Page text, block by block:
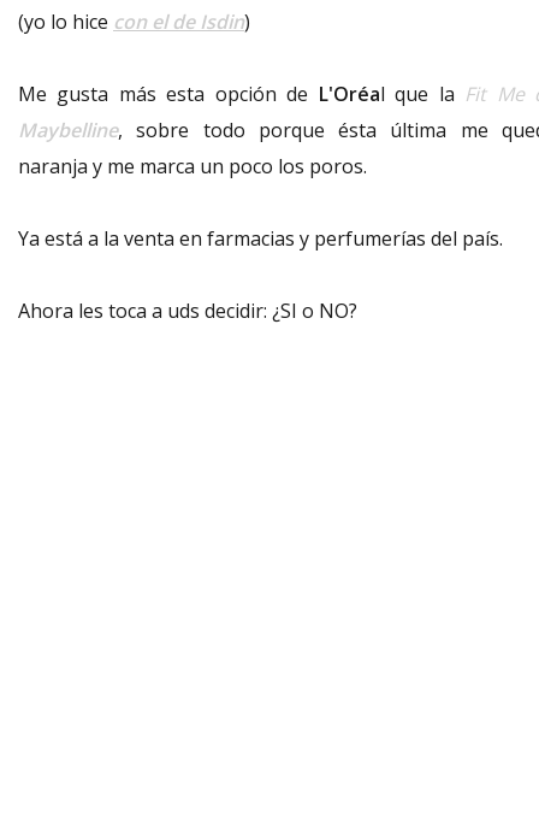
(yo lo hice con el de Isdin)
Me gusta más esta opción de L'Oréal que la Fit Me
Maybelline, sobre todo porque ésta última me
naranja y me marca un poco los poros.
Ya está a la venta en farmacias y perfumerías del país.
Ahora les toca a uds decidir: ¿SI o NO?